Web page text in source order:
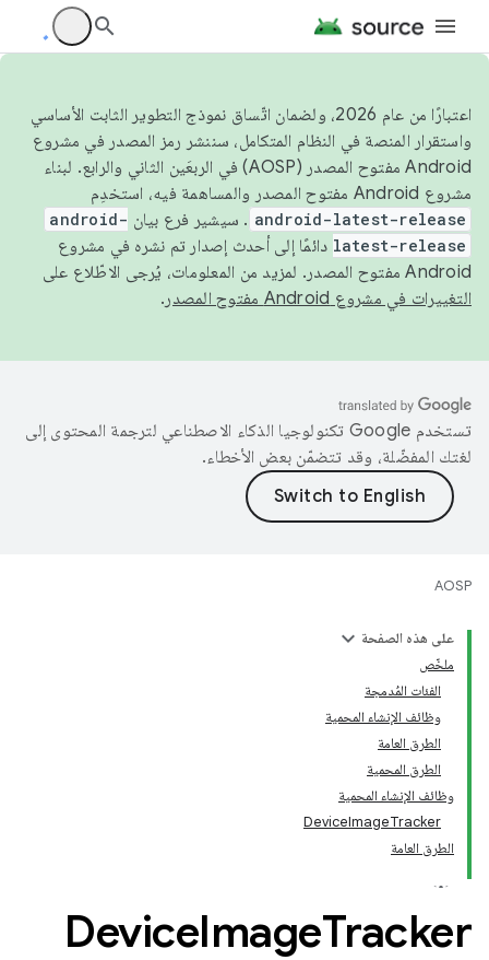
اعتبارًا من عام 2026، ولضمان اتّساق نموذج التطوير الثابت الأساسي
واستقرار المنصة في النظام المتكامل، سننشر رمز المصدر في مشروع
Android مفتوح المصدر (AOSP) في الربعَين الثاني والرابع. لبناء
مشروع Android مفتوح المصدر والمساهمة فيه، استخدِم
android-latest-release . سيشير فرع بيان android-
latest-release دائمًا إلى أحدث إصدار تم نشره في مشروع
Android مفتوح المصدر. لمزيد من المعلومات، يُرجى الاطّلاع على
التغييرات في مشروع Android مفتوح المصدر
.
تستخدم Google تكنولوجيا الذكاء الاصطناعي لترجمة المحتوى إلى
لغتك المفضّلة، وقد تتضمّن بعض الأخطاء.
AOSP
على هذه الصفحة
ملخّص
الفئات المُدمجة
وظائف الإنشاء المحمية
الطرق العامة
الطرق المحمية
وظائف الإنشاء المحمية
DeviceImageTracker
الطرق العامة
DeviceImageTracker